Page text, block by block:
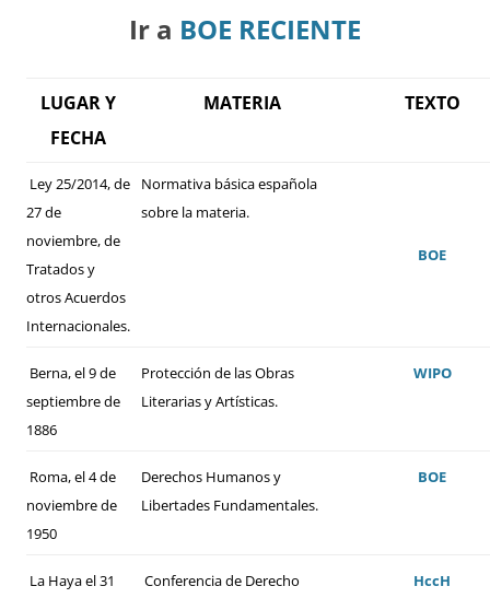
Ir a BOE RECIENTE
LUGAR Y
FECHA
MATERIA TEXTO
Ley 25/2014, de
27 de
noviembre, de
Tratados y
otros Acuerdos
Internacionales.
Normativa básica española
sobre la materia.
BOE
Berna, el 9 de
septiembre de
1886
Protección de las Obras
Literarias y Artísticas.
WIPO
Roma, el 4 de
noviembre de
1950
Derechos Humanos y
Libertades Fundamentales.
BOE
La Haya el 31
Conferencia de Derecho
HccH